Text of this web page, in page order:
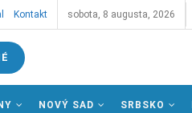
Kontakt sobota, 8 augusta, 2026
NOVÝ SAD SRBSKO